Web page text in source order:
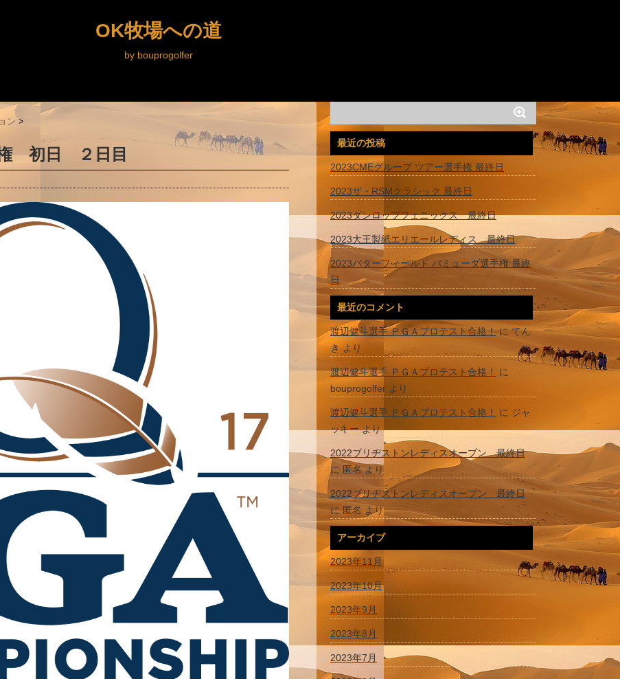
OK牧場への道
by bouprogolfer
ン >
権 初日 ２日目
最近の投稿
2023CMEグループ ツアー選手権 最終日
2023ザ・RSMクラシック 最終日
2023ダンロップフェニックス 最終日
2023大王製紙エリエールレディス 最終日
2023バターフィールド バミューダ選手権 最終
日
最近のコメント
渡辺健斗選手 ＰＧＡプロテスト合格！にてん
きより
渡辺健斗選手 ＰＧＡプロテスト合格！
に
bouprogolfer より
渡辺健斗選手 ＰＧＡプロテスト合格！ に ジャ
ッキーより
2022ブリヂストンレディスオープン 最終日
に 匿名より
2022ブリヂストンレディスオープン 最終日
に匿名 より
アーカイブ
2023年11月
2023年10月
2023年9月
2023年8月
2023年7月